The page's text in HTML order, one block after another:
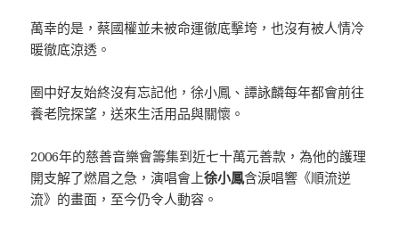
萬幸的是，蔡國權並未被命運徹底擊垮，也沒有被人情冷
暖徹底涼透。
圈中好友始終沒有忘記他，徐小鳳、譚詠麟每年都會前往
養老院探望，送來生活用品與關懷。
2006年的慈善音樂會籌集到近七十萬元善款，為他的護理
開支解了燃眉之急，演唱會上徐小鳳含淚唱響《順流逆
流》的畫面，至今仍令人動容。